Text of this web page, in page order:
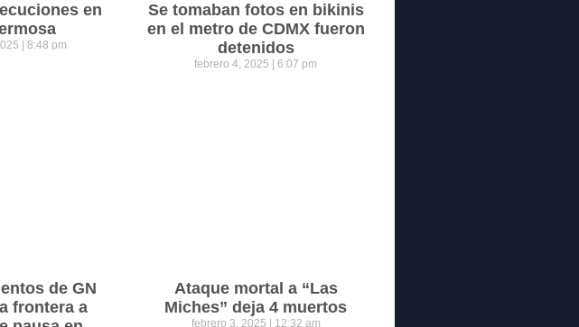
en
8:48 pm
Se tomaban fotos en bikinis
en el metro de CDMX fueron
detenidos
febrero 4, 2025 6:07 pm
de GN
frontera a
Ataque mortal a “Las
Miches” deja 4 muertos
febrero 3, 2025 12:32 am